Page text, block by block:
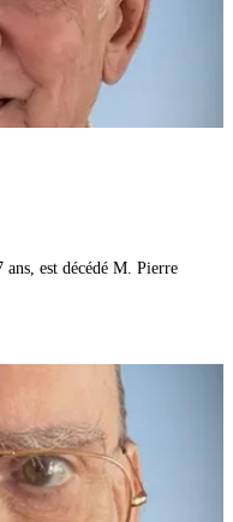
est décédé M. Pierre